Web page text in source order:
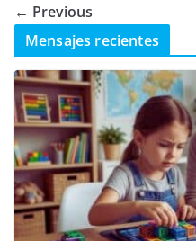
← Previous
Mensajes recientes